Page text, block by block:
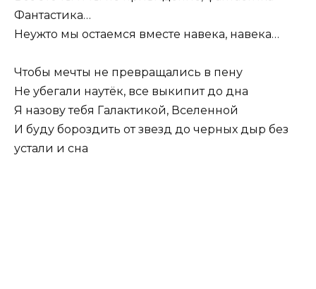
Фантастика…
Неужто мы остаемся вместе навека, навека…
Чтобы мечты не превращались в пену
Не убегали наутёк, все выкипит до дна
Я назову тебя Галактикой, Вселенной
И буду бороздить от звезд до черных дыр без
устали и сна